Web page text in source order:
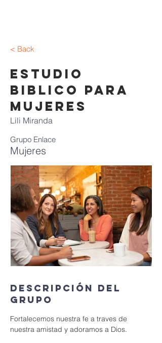
< Back
Estudio
Biblico Para
Mujeres
Lili Miranda
Grupo Enlace
Mujeres
Descripción del
grupo
Fortalecemos nuestra fe a traves de
nuestra amistad y adoramos a Dios.